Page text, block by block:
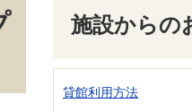
施設からの
貸館利用方法